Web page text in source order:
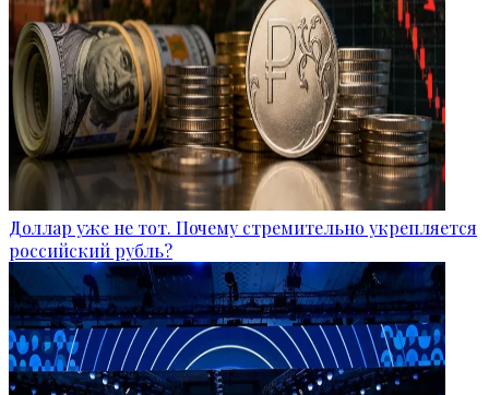
Доллар уже не тот. Почему стремительно укрепляется
российский рубль?